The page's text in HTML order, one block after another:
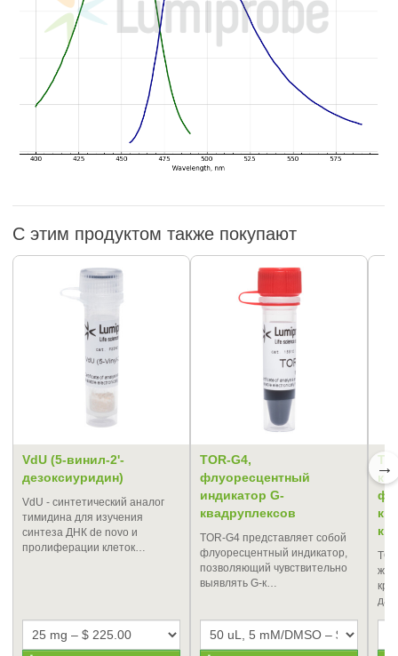
С этим продуктом также покупают
VdU (5-винил-2'-
дезоксиуридин)
VdU - синтетический аналог
тимидина для изучения
синтеза ДНК de novo и
пролиферации клеток…
TOR-G4,
флуоресцентный
индикатор G-
квадруплексов
TOR-G4 представляет собой
флуоресцентный индикатор,
позволяющий чувствительно
выявлять G-к…
→